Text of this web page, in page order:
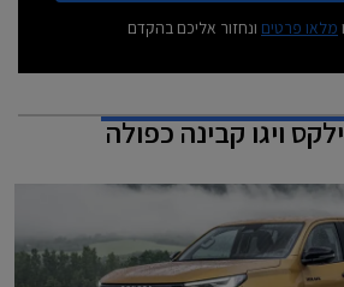
מלאו פרטים ונחזור אליכם בהקדם
ויגו קבינה כפולה